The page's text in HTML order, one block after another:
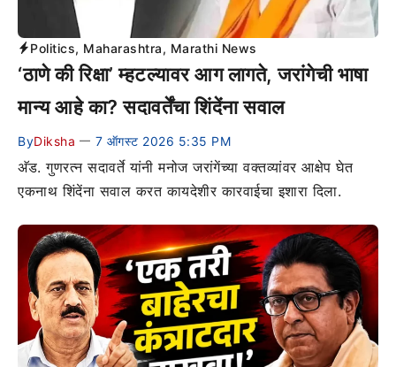
Politics, Maharashtra, Marathi News
‘ठाणे की रिक्षा’ म्हटल्यावर आग लागते, जरांगेची भाषा
मान्य आहे का? सदावर्तेंचा शिंदेंना सवाल
ByDiksha — 7 ऑगस्ट 2026 5:35 PM
अ‍ॅड. गुणरत्न सदावर्ते यांनी मनोज जरांगेंच्या वक्तव्यांवर आक्षेप घेत
एकनाथ शिंदेंना सवाल करत कायदेशीर कारवाईचा इशारा दिला.